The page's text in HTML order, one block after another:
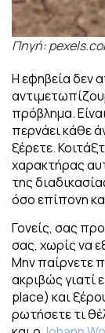
Πηγή:
Η εφηβεία δεν
πρόβλημα.
περνάει κάθε
ξέρετε.
χαρακτήρας
της
όσο επίπονη
Γονείς, σας
σας, χωρίς να
Μην παίρνετε
ακριβώς γιατί
place) και
ρωτήσετε τι